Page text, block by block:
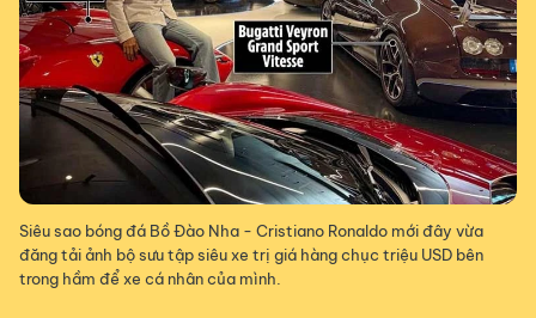
Siêu sao bóng đá Bồ Đào Nha - Cristiano Ronaldo mới đây vừa
đăng tải ảnh bộ sưu tập siêu xe trị giá hàng chục triệu USD bên
trong hầm để xe cá nhân của mình.